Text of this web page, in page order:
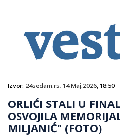
Izvor: 24sedam.rs, 14.Maj.2026, 18:50
ORLIĆI STALI U
OSVOJILA
MILJANIĆ" (FOTO)